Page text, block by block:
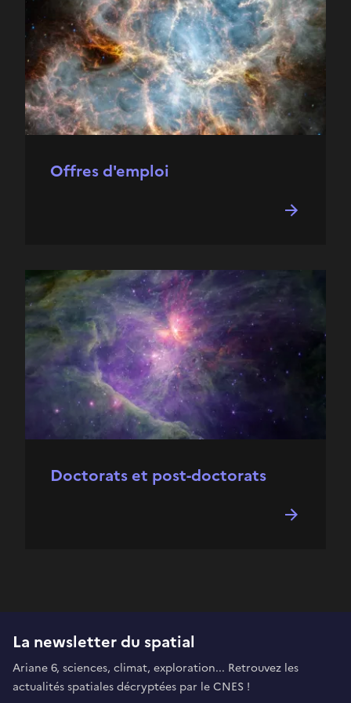
Offres d'emploi
Doctorats et post-doctorats
La newsletter du spatial
Ariane 6, sciences, climat, exploration... Retrouvez les
actualités spatiales décryptées par le CNES !